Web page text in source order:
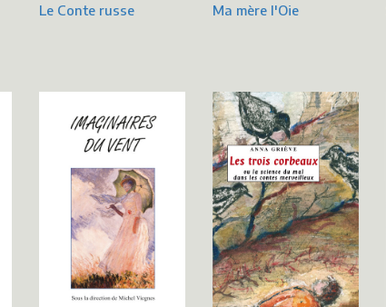
Le Conte russe
Ma mère l'Oie